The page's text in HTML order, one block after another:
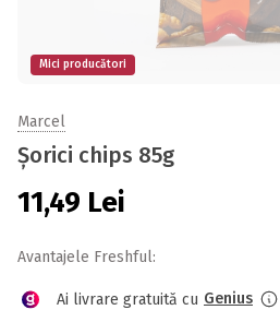
Mici producători
Marcel
Șorici chips 85g
11,49 Lei
Avantajele Freshful:
Ai livrare gratuită cu Genius